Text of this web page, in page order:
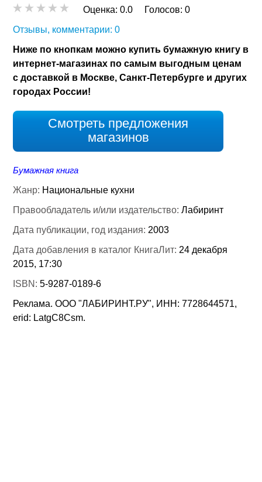
Оценка:0.0 Голосов:0
Отзывы, комментарии: 0
Ниже по кнопкам можно купить бумажную книгу в
интернет-магазинах по самым выгодным ценам
с доставкой в Москве, Санкт-Петербурге и других
городах России!
Смотреть предложения
магазинов
Бумажная книга
Жанр: Национальные кухни
Правообладатель и/или издательство:Лабиринт
Дата публикации, год издания: 2003
Дата добавления в каталог КнигаЛит: 24 декабря
2015, 17:30
ISBN:5-9287-0189-6
Реклама. ООО "ЛАБИРИНТ.РУ", ИНН: 7728644571,
erid: LatgC8Csm.